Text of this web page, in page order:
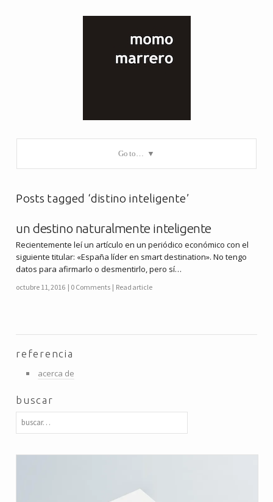
Go to…
Posts tagged ‘distino inteligente’
un destino naturalmente inteligente
Recientemente leí un artículo en un periódico económico con el
siguiente titular: «España líder en smart destination». No tengo
datos para afirmarlo o desmentirlo, pero sí…
octubre 11, 2016 0 Comments Read article
referencia
acerca de
buscar